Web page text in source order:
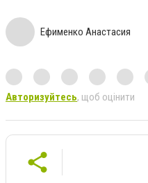
Ефименко Анастасия
Авторизуйтесь, щоб оцінити